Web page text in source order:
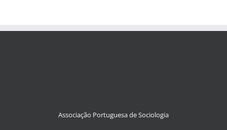
Associação Portuguesa de Sociologia